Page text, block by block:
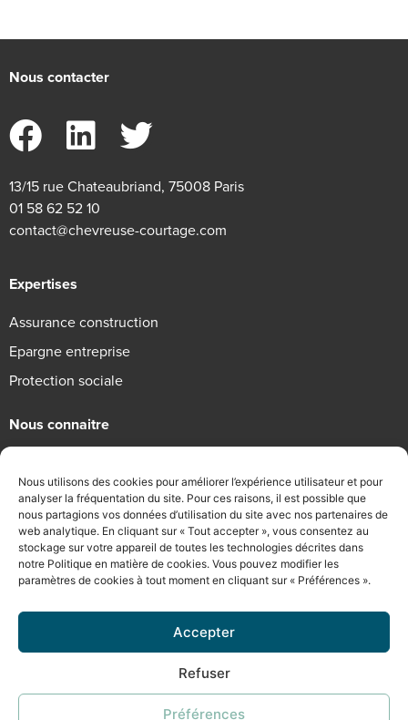
Nous utilisons des cookies pour améliorer l’expérience utilisateur et pour
analyser la fréquentation du site. Pour ces raisons, il est possible que
nous partagions vos données d’utilisation du site avec nos partenaires de
web analytique. En cliquant sur « Tout accepter », vous consentez au
stockage sur votre appareil de toutes les technologies décrites dans
notre Politique en matière de cookies. Vous pouvez modifier les
paramètres de cookies à tout moment en cliquant sur « Préférences ».
Accepter
Refuser
Préférences
Nous contacter
13/15 rue Chateaubriand, 75008 Paris
01 58 62 52 10
contact@chevreuse-courtage.com
Expertises
Assurance construction
Epargne entreprise
Protection sociale
Nous connaitre
Engagements RSE
Recrutement
Informations légales
Politique de confidentialité
Conditions Générales d’Utilisation
©2026 Chevreuse Courtage